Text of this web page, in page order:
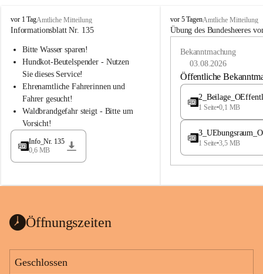
B
u
h
a
d
l
a
vor 1 TagAmtliche Mitteilung
Informationsblatt Nr. 135
Bitte Wasser sparen!
Hundkot-Beutelspender - Nutzen
Sie dieses Service!
Ehrenamtliche Fahrerinnen und
Fahrer gesucht!
Waldbrandgefahr steigt - Bitte um
Vorsicht!
Info_Nr. 135
0,6 MB
B
u
e
a
vor 5 TagenAmtliche Mitteilung
Übung des Bundesheeres
Bekanntmachung
03.08.2026
Öffentliche
1 Seite•0,1 MB
1 Seite•3,5 MB
Öffnungszeiten
Geschlossen